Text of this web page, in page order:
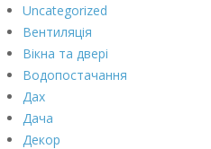
Uncategorized
Вентиляція
Вікна та двері
Водопостачання
Дах
Дача
Декор